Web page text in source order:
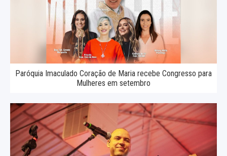
Paróquia Imaculado Coração de Maria recebe Congresso para
Mulheres em setembro